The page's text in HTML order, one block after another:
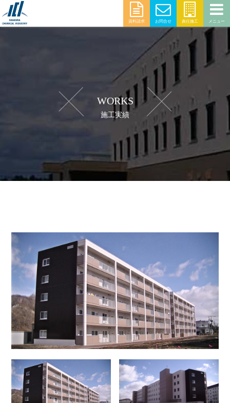
資料請求 お問合せ 責任施工 メニュー
WORKS
施工実績